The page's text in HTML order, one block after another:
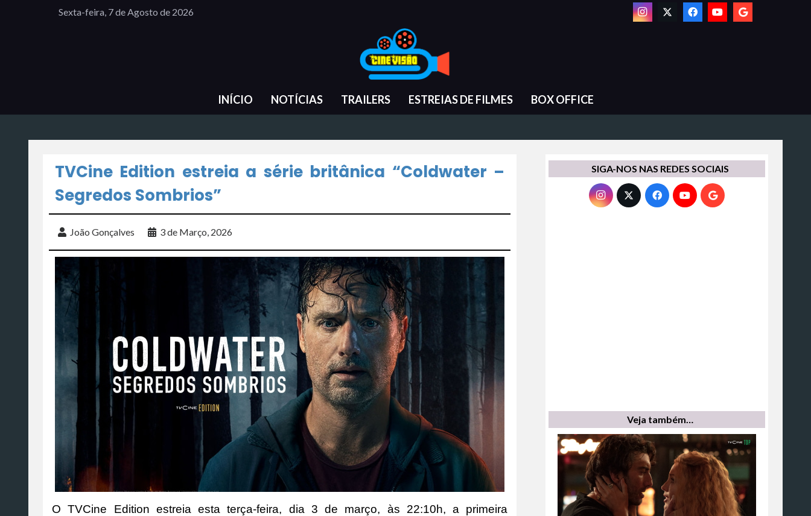
Sexta-feira, 7 de Agosto de 2026
INÍCIO NOTÍCIAS TRAILERS ESTREIAS DE FILMES BOX OFFICE
TVCine Edition estreia a série britânica “Coldwater –
Segredos Sombrios”
João Gonçalves 3 de Março, 2026
O TVCine Edition estreia esta terça-feira, dia 3 de março, às 22:10h, a primeira
SIGA-NOS NAS REDES SOCIAIS
Veja também…